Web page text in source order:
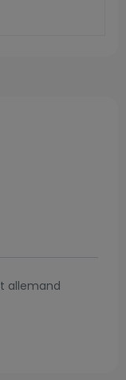
allemand